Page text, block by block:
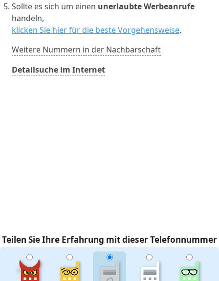
Sollte es sich um einen unerlaubte Werbeanrufe
handeln,
klicken Sie hier für die beste Vorgehensweise.
Weitere Nummern in der Nachbarschaft
Detailsuche im Internet
Teilen Sie Ihre Erfahrung mit dieser Telefonnummer